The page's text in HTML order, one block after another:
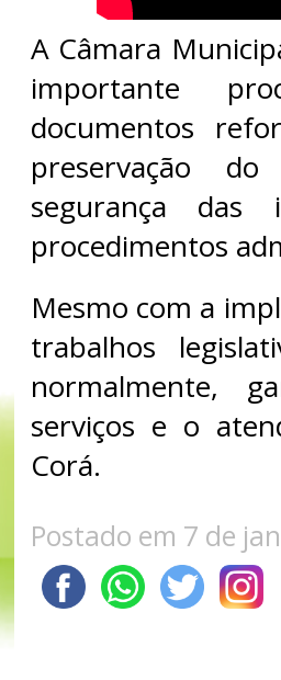
A Câmara
importante
documentos
preservação
segurança das
procedimentos
Mesmo com a
trabalhos
normalmente,
serviços e o
Corá.
Postado em 7 de